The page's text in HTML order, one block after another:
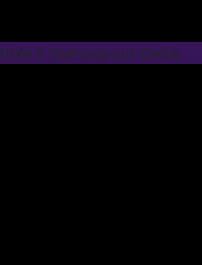
à Quesnoy-sur-Deûle